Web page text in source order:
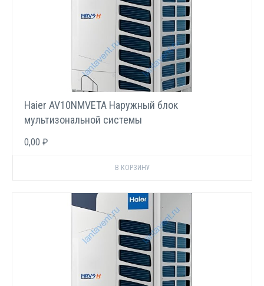
Haier AV10NMVETA Наружный блок
мультизональной системы
0,00 ₽